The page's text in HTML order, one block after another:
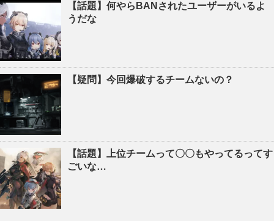
【話題】何やらBANされたユーザーがいるよ
うだな
【疑問】今回爆破するチームないの？
【話題】上位チームって〇〇もやってるってす
ごいな…